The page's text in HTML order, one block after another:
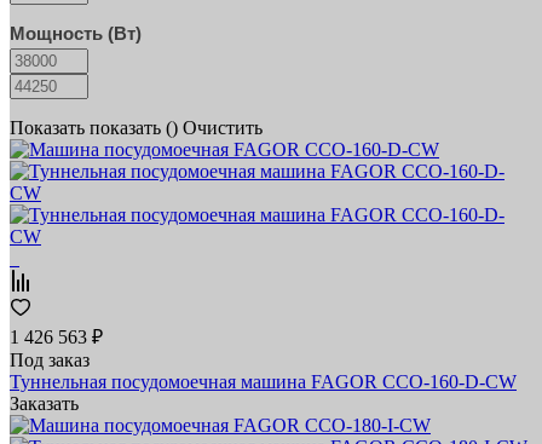
Мощность (Вт)
Показать показать () Очистить
1 426 563 ₽
Под заказ
Туннельная посудомоечная машина FAGOR CCO-160-D-CW
Заказать